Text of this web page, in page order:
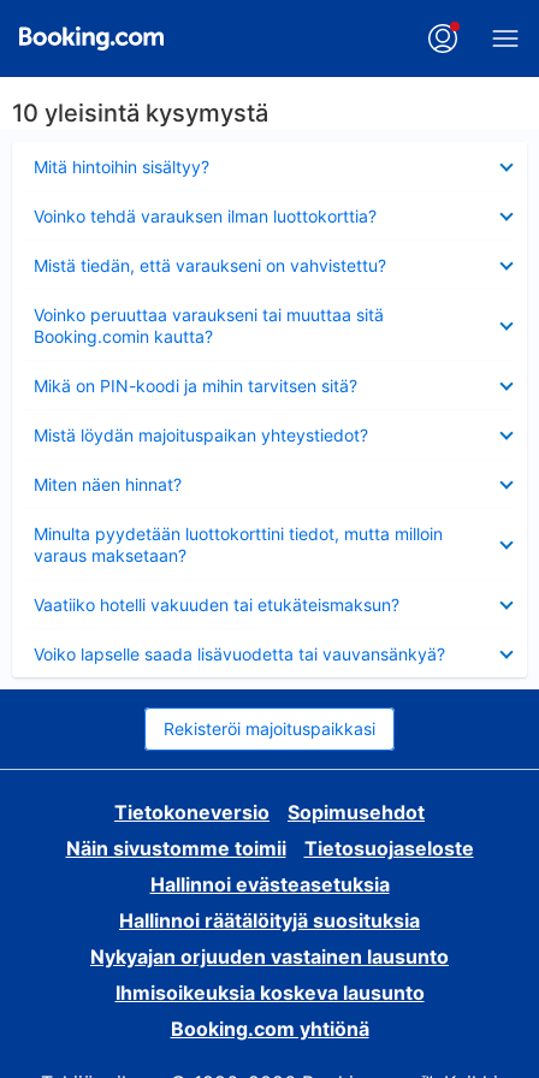
10 yleisintä kysymystä
Mitä hintoihin sisältyy?
Voinko tehdä varauksen ilman luottokorttia?
Mistä tiedän, että varaukseni on vahvistettu?
Voinko peruuttaa varaukseni tai muuttaa sitä
Booking.comin kautta?
Mikä on PIN-koodi ja mihin tarvitsen sitä?
Mistä löydän majoituspaikan yhteystiedot?
Miten näen hinnat?
Minulta pyydetään luottokorttini tiedot, mutta milloin
varaus maksetaan?
Vaatiiko hotelli vakuuden tai etukäteismaksun?
Voiko lapselle saada lisävuodetta tai vauvansänkyä?
Rekisteröi majoituspaikkasi
Tietokoneversio
Sopimusehdot
Näin sivustomme toimii
Tietosuojaseloste
Hallinnoi evästeasetuksia
Hallinnoi räätälöityjä suosituksia
Nykyajan orjuuden vastainen lausunto
Ihmisoikeuksia koskeva lausunto
Booking.com yhtiönä